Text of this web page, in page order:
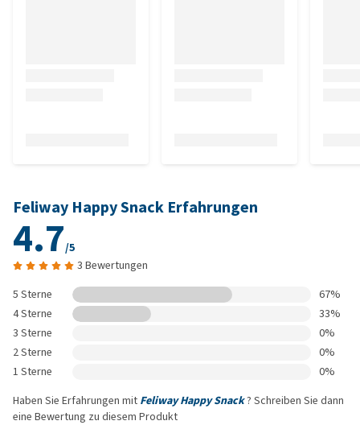
Feliway Happy Snack Erfahrungen
4.7/5
3 Bewertungen
5 Sterne
67%
4 Sterne
33%
3 Sterne
0%
2 Sterne
0%
1 Sterne
0%
Haben Sie Erfahrungen mit Feliway Happy Snack? Schreiben Sie dann
eine Bewertung zu diesem Produkt